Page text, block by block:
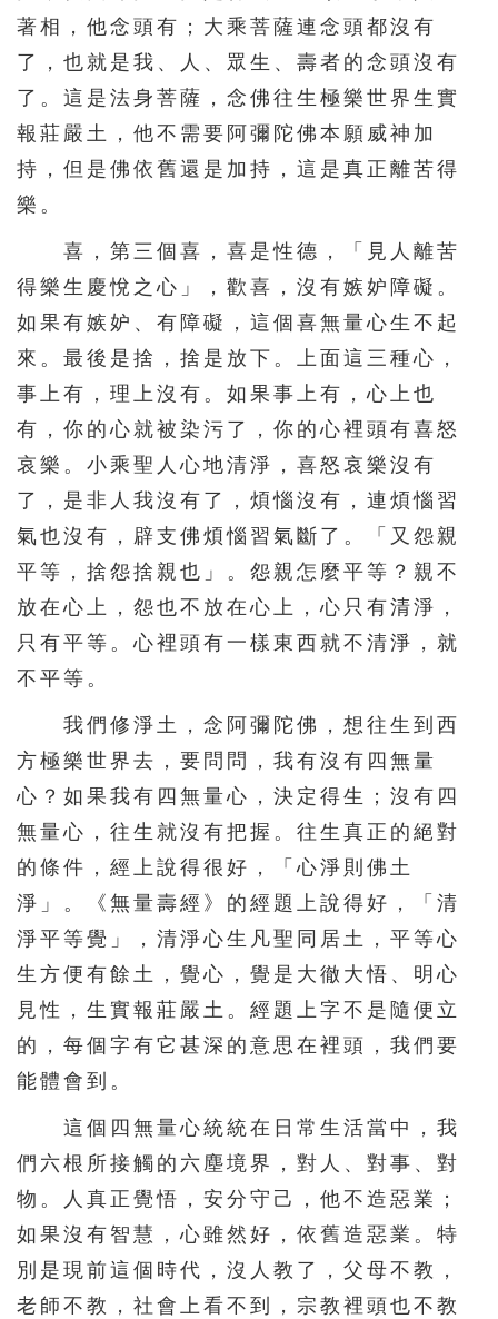
著相，他念頭有；大乘菩薩連念頭都沒有
了，也就是我、人、眾生、壽者的念頭沒有
了。這是法身菩薩，念佛往生極樂世界生實
報莊嚴土，他不需要阿彌陀佛本願威神加
持，但是佛依舊還是加持，這是真正離苦得
樂。
喜，第三個喜，喜是性德，「見人離苦
得樂生慶悅之心」，歡喜，沒有嫉妒障礙。
如果有嫉妒、有障礙，這個喜無量心生不起
來。最後是捨，捨是放下。上面這三種心，
事上有，理上沒有。如果事上有，心上也
有，你的心就被染污了，你的心裡頭有喜怒
哀樂。小乘聖人心地清淨，喜怒哀樂沒有
了，是非人我沒有了，煩惱沒有，連煩惱習
氣也沒有，辟支佛煩惱習氣斷了。「又怨親
平等，捨怨捨親也」。怨親怎麼平等？親不
放在心上，怨也不放在心上，心只有清淨，
只有平等。心裡頭有一樣東西就不清淨，就
不平等。
我們修淨土，念阿彌陀佛，想往生到西
方極樂世界去，要問問，我有沒有四無量
心？如果我有四無量心，決定得生；沒有四
無量心，往生就沒有把握。往生真正的絕對
的條件，經上說得很好，「心淨則佛土
淨」。《無量壽經》的經題上說得好，「清
淨平等覺」，清淨心生凡聖同居土，平等心
生方便有餘土，覺心，覺是大徹大悟、明心
見性，生實報莊嚴土。經題上字不是隨便立
的，每個字有它甚深的意思在裡頭，我們要
能體會到。
這個四無量心統統在日常生活當中，我
們六根所接觸的六塵境界，對人、對事、對
物。人真正覺悟，安分守己，他不造惡業；
如果沒有智慧，心雖然好，依舊造惡業。特
別是現前這個時代，沒人教了，父母不教，
老師不教，社會上看不到，宗教裡頭也不教